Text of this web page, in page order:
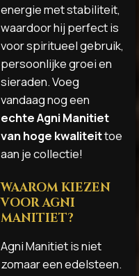
energie met stabiliteit,
waardoor hij perfect is
voor spiritueel gebruik,
persoonlijke groei en
sieraden. Voeg
vandaag nog een
echte Agni Manitiet
van hoge kwaliteittoe
aan je collectie!
WAAROM KIEZEN
VOOR AGNI
MANITIET?
Agni Manitiet is niet
zomaar een edelsteen.